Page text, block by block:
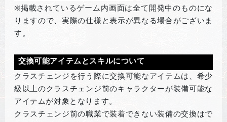
※掲載されているゲーム内画面は全て開発中のものにな
りますので、実際の仕様と表示が異なる場合がございま
す。
交換可能アイテムとスキルについて
クラスチェンジを行う際に交換可能なアイテムは、希少
級以上のクラスチェンジ前のキャラクターが装備可能な
アイテムが対象となります。
クラスチェンジ前の職業で装着できない装備の交換はで